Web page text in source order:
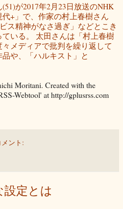
が2017年2月23日放送のNHK
+」で、作家の村上春樹さん
ス精神がなさ過ぎ」などとこき
いる。 太田さんは「村上春樹
メディアで批判を繰り返して
や、「ハルキスト」と
Moritani. Created with the
Webtool' at http://gplusrss.com
ント:
設定とは